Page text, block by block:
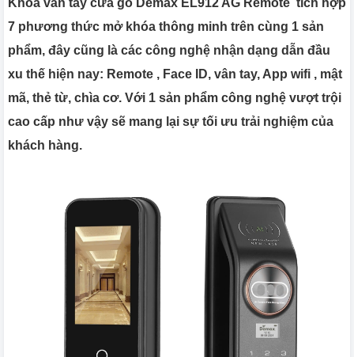
7 phương thức mở khóa thông minh trên cùng 1 sản
phẩm, đây cũng là các công nghệ nhận dạng dẫn đầu
xu thế hiện nay: Remote , Face ID, vân tay, App wifi , mật
mã, thẻ từ, chìa cơ. Với 1 sản phẩm công nghệ vượt trội
cao cấp như vậy sẽ mang lại sự tối ưu trải nghiệm của
khách hàng.